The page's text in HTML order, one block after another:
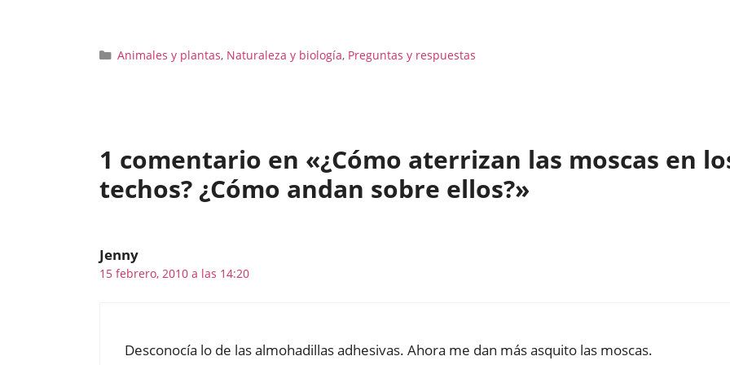
Categorías
Animales y plantas, Naturaleza y biología, Preguntas y respuestas
1 comentario en «¿Cómo aterrizan las moscas en
techos? ¿Cómo andan sobre ellos?»
Jenny
15 febrero, 2010 a las 14:20
Desconocía lo de las almohadillas adhesivas. Ahora me dan más asquito las moscas.